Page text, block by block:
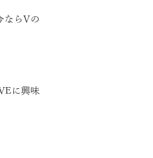
ならVの
に興味